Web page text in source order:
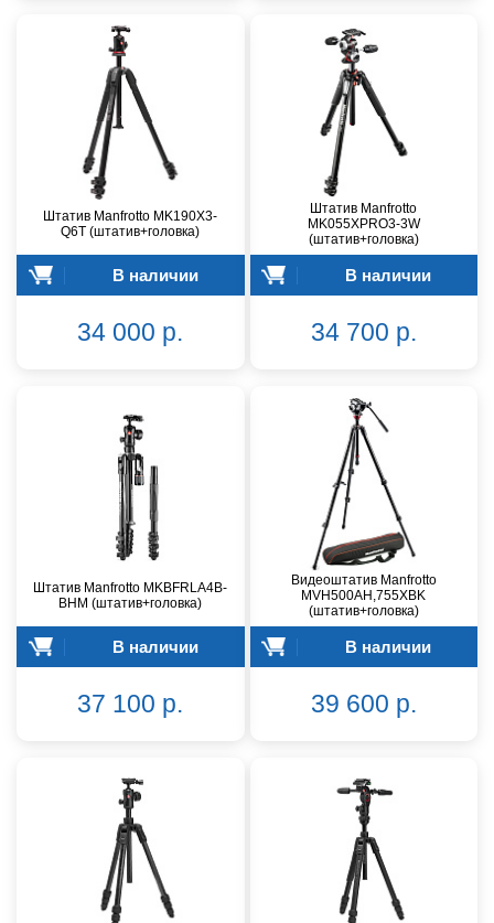
Штатив Manfrotto MK190X3-
Q6T (штатив+головка)
В наличии
34 000 р.
Штатив Manfrotto
MK055XPRO3-3W
(штатив+головка)
В наличии
34 700 р.
Штатив Manfrotto MKBFRLA4B-
BHM (штатив+головка)
В наличии
37 100 р.
Видеоштатив Manfrotto
MVH500AH,755XBK
(штатив+головка)
В наличии
39 600 р.